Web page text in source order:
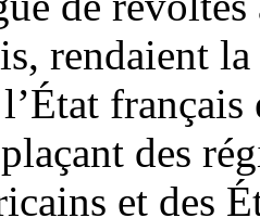
rendaient
des
et des